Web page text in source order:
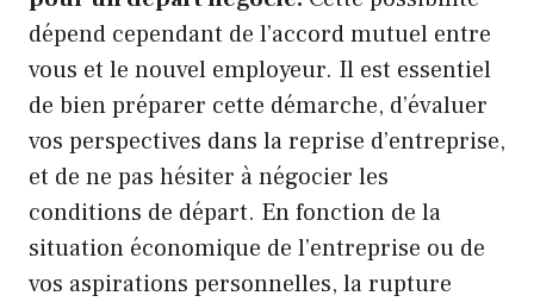
dépend cependant de l’accord mutuel entre
vous et le nouvel employeur. Il est essentiel
de bien préparer cette démarche, d’évaluer
vos perspectives dans la reprise d’entreprise,
et de ne pas hésiter à négocier les
conditions de départ. En fonction de la
situation économique de l’entreprise ou de
vos aspirations personnelles, la rupture